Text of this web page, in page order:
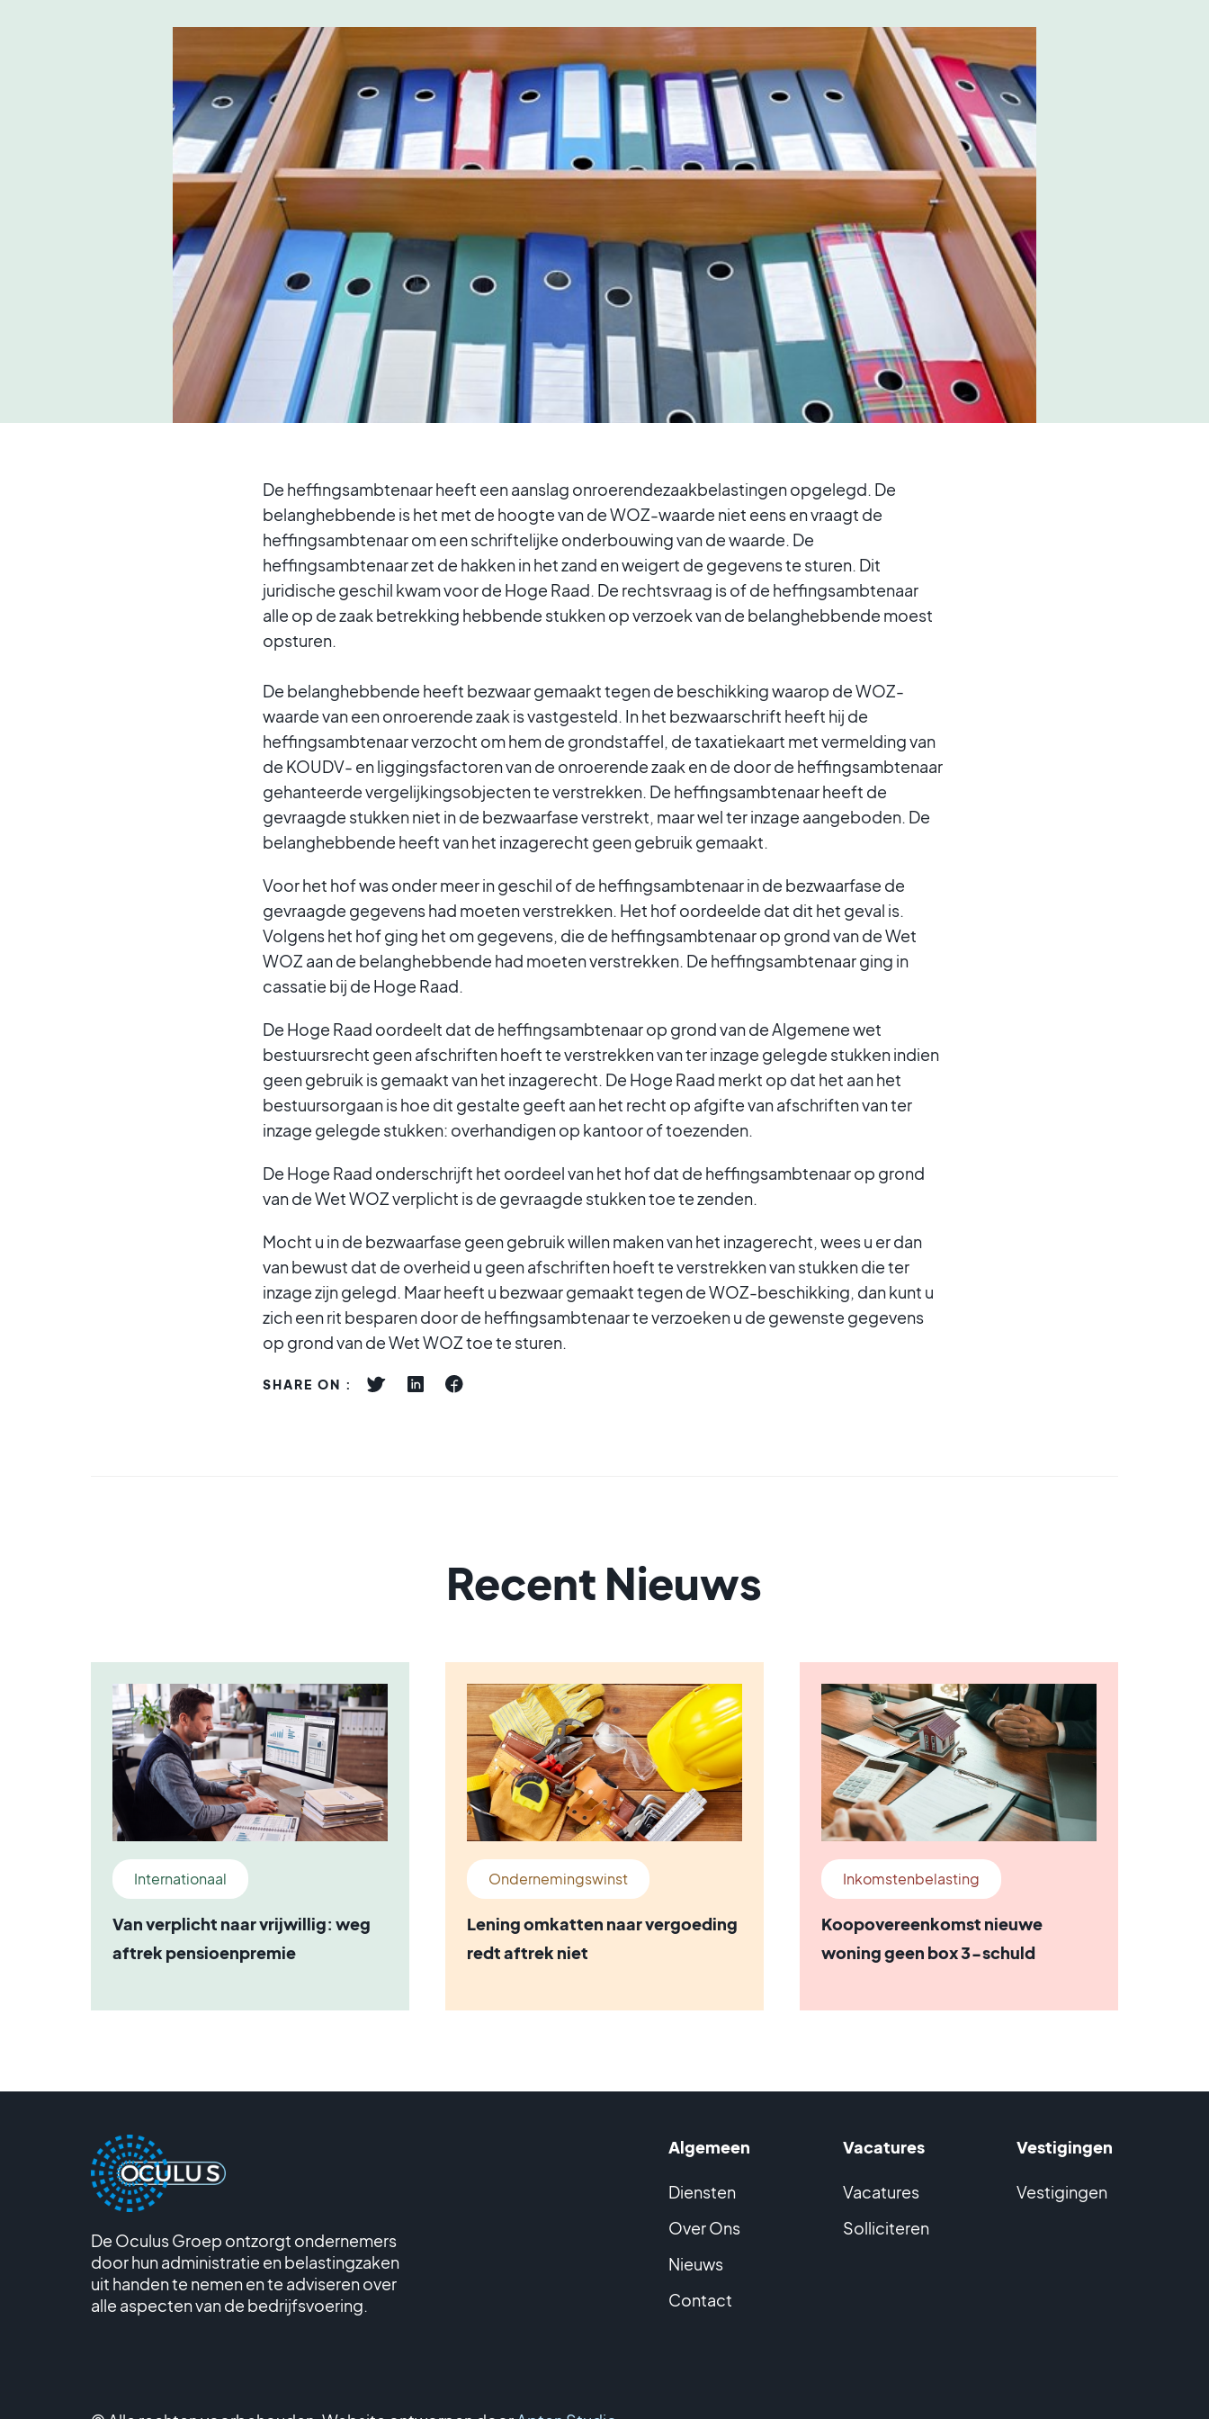
De heffingsambtenaar heeft een aanslag onroerendezaakbelastingen opgelegd. De
belanghebbende is het met de hoogte van de WOZ-waarde niet eens en vraagt de
heffingsambtenaar om een schriftelijke onderbouwing van de waarde. De
heffingsambtenaar zet de hakken in het zand en weigert de gegevens te sturen. Dit
juridische geschil kwam voor de Hoge Raad. De rechtsvraag is of de heffingsambtenaar
alle op de zaak betrekking hebbende stukken op verzoek van de belanghebbende moest
opsturen.
De belanghebbende heeft bezwaar gemaakt tegen de beschikking waarop de WOZ-
waarde van een onroerende zaak is vastgesteld. In het bezwaarschrift heeft hij de
heffingsambtenaar verzocht om hem de grondstaffel, de taxatiekaart met vermelding van
de KOUDV- en liggingsfactoren van de onroerende zaak en de door de heffingsambtenaar
gehanteerde vergelijkingsobjecten te verstrekken. De heffingsambtenaar heeft de
gevraagde stukken niet in de bezwaarfase verstrekt, maar wel ter inzage aangeboden. De
belanghebbende heeft van het inzagerecht geen gebruik gemaakt.
Voor het hof was onder meer in geschil of de heffingsambtenaar in de bezwaarfase de
gevraagde gegevens had moeten verstrekken. Het hof oordeelde dat dit het geval is.
Volgens het hof ging het om gegevens, die de heffingsambtenaar op grond van de Wet
WOZ aan de belanghebbende had moeten verstrekken. De heffingsambtenaar ging in
cassatie bij de Hoge Raad.
De Hoge Raad oordeelt dat de heffingsambtenaar op grond van de Algemene wet
bestuursrecht geen afschriften hoeft te verstrekken van ter inzage gelegde stukken indien
geen gebruik is gemaakt van het inzagerecht. De Hoge Raad merkt op dat het aan het
bestuursorgaan is hoe dit gestalte geeft aan het recht op afgifte van afschriften van ter
inzage gelegde stukken: overhandigen op kantoor of toezenden.
De Hoge Raad onderschrijft het oordeel van het hof dat de heffingsambtenaar op grond
van de Wet WOZ verplicht is de gevraagde stukken toe te zenden.
Mocht u in de bezwaarfase geen gebruik willen maken van het inzagerecht, wees u er dan
van bewust dat de overheid u geen afschriften hoeft te verstrekken van stukken die ter
inzage zijn gelegd. Maar heeft u bezwaar gemaakt tegen de WOZ-beschikking, dan kunt u
zich een rit besparen door de heffingsambtenaar te verzoeken u de gewenste gegevens
op grond van de Wet WOZ toe te sturen.
SHARE ON :
Recent Nieuws
Internationaal
Van verplicht naar vrijwillig: weg
aftrek pensioenpremie
Ondernemingswinst
Lening omkatten naar vergoeding
redt aftrek niet
Inkomstenbelasting
Koopovereenkomst nieuwe
woning geen box 3-schuld
De Oculus Groep ontzorgt ondernemers
door hun administratie en belastingzaken
uit handen te nemen en te adviseren over
alle aspecten van de bedrijfsvoering.
Algemeen
Diensten
Over Ons
Nieuws
Contact
Vacatures
Vacatures
Solliciteren
Vestigingen
Vestigingen